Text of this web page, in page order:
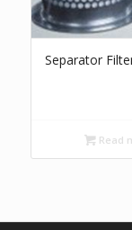
Separator
Read